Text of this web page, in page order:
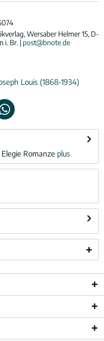
Wersaber Helmer 15, D-
i. Br. | post@bnote.de
Louis (1868-1934)
Romanze plus